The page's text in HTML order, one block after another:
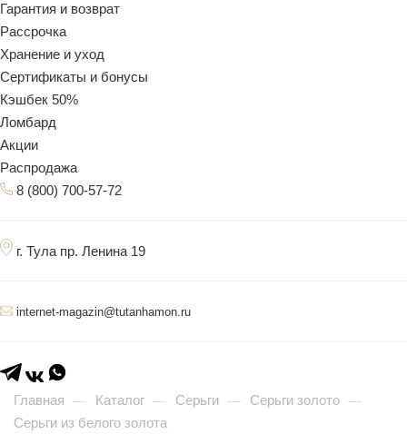
Гарантия и возврат
Рассрочка
Хранение и уход
Сертификаты и бонусы
Кэшбек 50%
Ломбард
Акции
Распродажа
8 (800) 700-57-72
г. Тула пр. Ленина 19
internet-magazin@tutanhamon.ru
Главная — Каталог — Серьги — Серьги золото —
Серьги из белого золота